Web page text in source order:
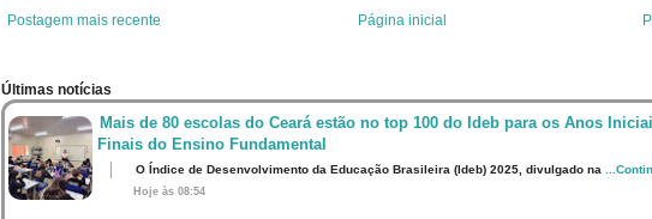
t
Postagem mais recente Página inicial
Últimas notícias
Mais de 80 escolas do Ceará estão no top 100 do Ideb para os Anos
Finais do Ensino Fundamental
O Índice de Desenvolvimento da Educação Brasileira (Ideb) 2025, divulgado na
Hoje às 08:54